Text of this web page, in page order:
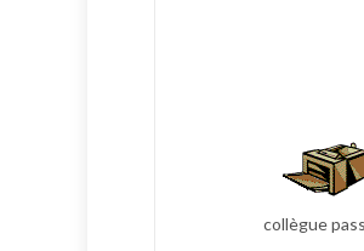
collègue